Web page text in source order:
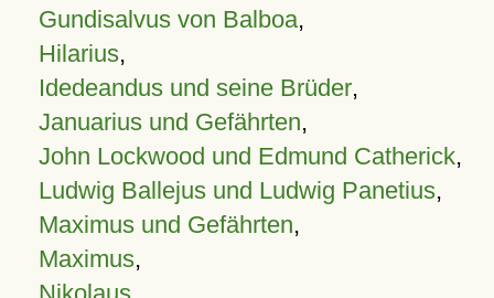
Gundisalvus von Balboa,
Hilarius,
Idedeandus und seine Brüder,
Januarius und Gefährten,
John Lockwood und Edmund Catherick,
Ludwig Ballejus und Ludwig Panetius,
Maximus und Gefährten,
Maximus,